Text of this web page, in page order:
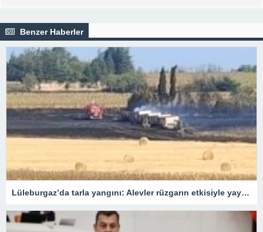
Benzer Haberler
Lüleburgaz’da tarla yangını: Alevler rüzgarın etkisiyle yayıldı